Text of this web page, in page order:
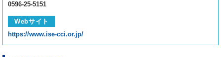
0596-25-5151
Webサイト
https://www.ise-cci.or.jp/